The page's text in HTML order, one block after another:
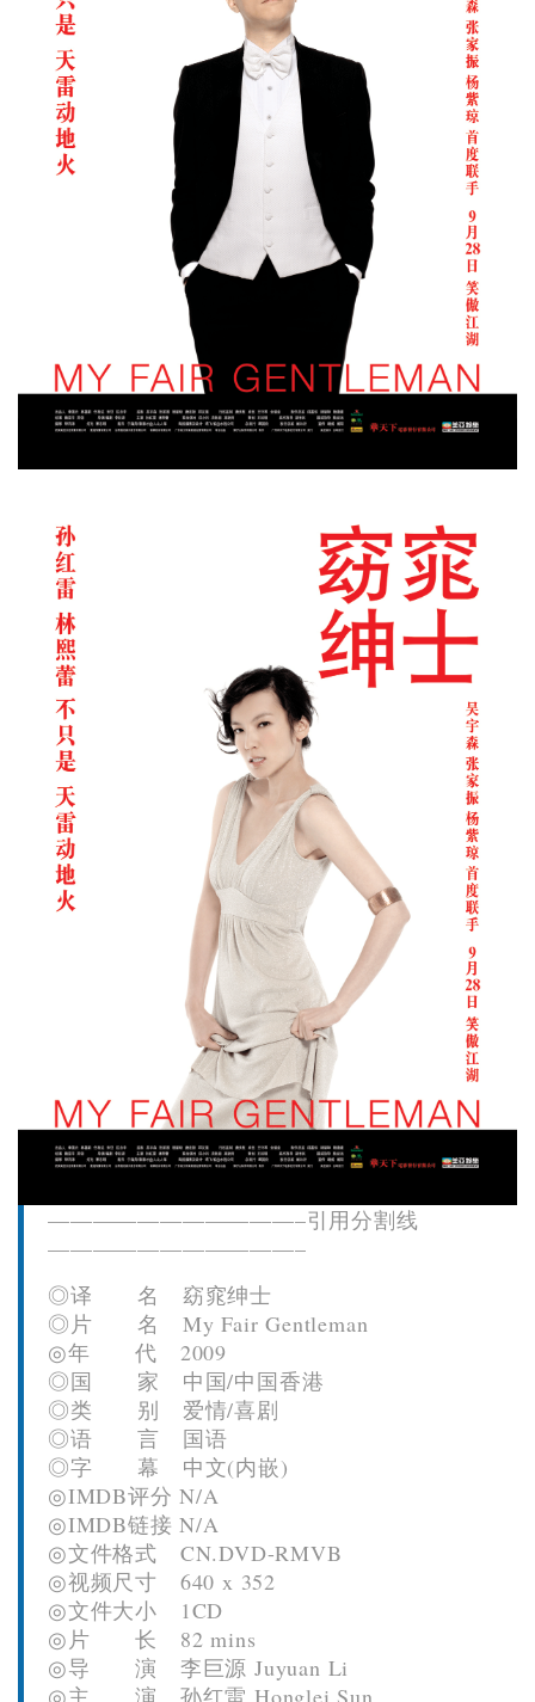
———————————–引用分割线
———————————–
◎译 名 窈窕绅士
◎片 名 My Fair Gentleman
◎年 代 2009
◎国 家 中国/中国香港
◎类 别 爱情/喜剧
◎语 言 国语
◎字 幕 中文(内嵌)
◎IMDB评分 N/A
◎IMDB链接 N/A
◎文件格式 CN.DVD-RMVB
◎视频尺寸 640 x 352
◎文件大小 1CD
◎片 长 82 mins
◎导 演 李巨源 Juyuan Li
◎主 演 孙红雷 Honglei Sun